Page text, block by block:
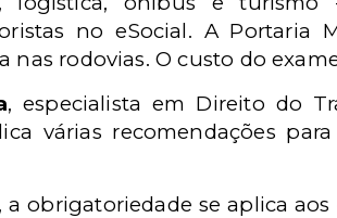
no eSocial. A Portaria
rodovias. O custo do
, especialista em Direito do
várias recomendações
a obrigatoriedade se aplica